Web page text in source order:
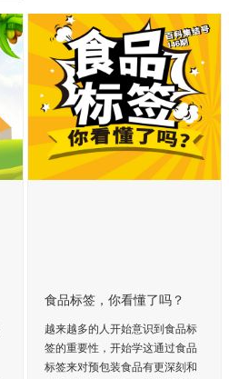
食品标签，你看懂了吗？
越来越多的人开始意识到食品标
签的重要性，开始学这通过食品
标签来对预包装食品有更深刻和